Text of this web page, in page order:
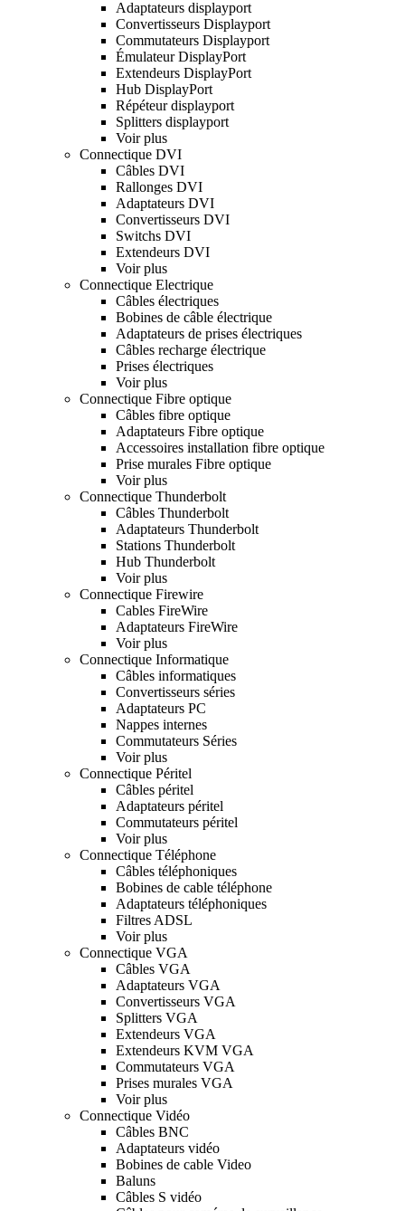
Adaptateurs displayport
Convertisseurs Displayport
Commutateurs Displayport
Émulateur DisplayPort
Extendeurs DisplayPort
Hub DisplayPort
Répéteur displayport
Splitters displayport
Voir plus
Connectique DVI
Câbles DVI
Rallonges DVI
Adaptateurs DVI
Convertisseurs DVI
Switchs DVI
Extendeurs DVI
Voir plus
Connectique Electrique
Câbles électriques
Bobines de câble électrique
Adaptateurs de prises électriques
Câbles recharge électrique
Prises électriques
Voir plus
Connectique Fibre optique
Câbles fibre optique
Adaptateurs Fibre optique
Accessoires installation fibre optique
Prise murales Fibre optique
Voir plus
Connectique Thunderbolt
Câbles Thunderbolt
Adaptateurs Thunderbolt
Stations Thunderbolt
Hub Thunderbolt
Voir plus
Connectique Firewire
Cables FireWire
Adaptateurs FireWire
Voir plus
Connectique Informatique
Câbles informatiques
Convertisseurs séries
Adaptateurs PC
Nappes internes
Commutateurs Séries
Voir plus
Connectique Péritel
Câbles péritel
Adaptateurs péritel
Commutateurs péritel
Voir plus
Connectique Téléphone
Câbles téléphoniques
Bobines de cable téléphone
Adaptateurs téléphoniques
Filtres ADSL
Voir plus
Connectique VGA
Câbles VGA
Adaptateurs VGA
Convertisseurs VGA
Splitters VGA
Extendeurs VGA
Extendeurs KVM VGA
Commutateurs VGA
Prises murales VGA
Voir plus
Connectique Vidéo
Câbles BNC
Adaptateurs vidéo
Bobines de cable Video
Baluns
Câbles S vidéo